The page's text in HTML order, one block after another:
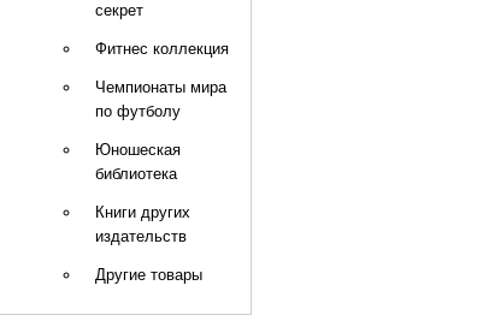
секрет
Фитнес коллекция
Чемпионаты мира
по футболу
Юношеская
библиотека
Книги других
издательств
Другие товары